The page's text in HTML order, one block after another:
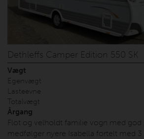
Dethleffs Camper Edition 550 SK
Vægt
Egenvægt
Lasteevne
Totalvægt
Årgang
Flot og velholdt familie vogn med god
medfølger nyere Isabella fortelt med 3